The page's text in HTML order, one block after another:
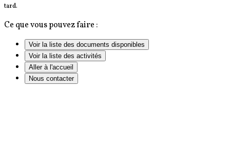
tard.
Ce que vous pouvez faire :
Voir la liste des documents disponibles
Voir la liste des activités
Aller à l'accueil
Nous contacter